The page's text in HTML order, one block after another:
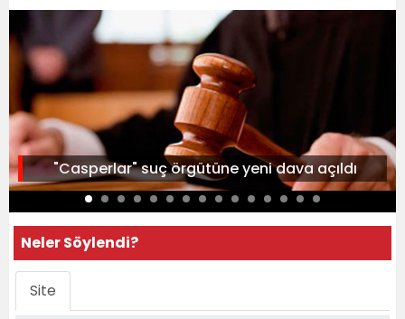
"Casperlar" suç örgütüne yeni dava açıldı
Neler Söylendi?
Site